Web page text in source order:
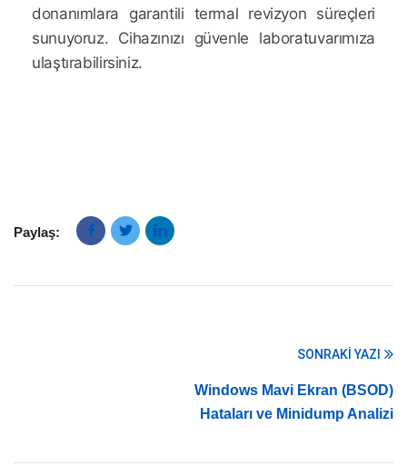
donanımlara garantili termal revizyon süreçleri
sunuyoruz. Cihazınızı güvenle laboratuvarımıza
ulaştırabilirsiniz.
Paylaş:
SONRAKI YAZI
Windows Mavi Ekran (BSOD)
Hataları ve Minidump Analizi